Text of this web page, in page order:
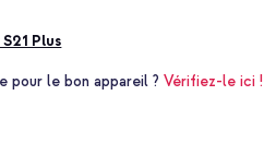
Plus
pour le bon appareil ?Vérifiez-le ici !